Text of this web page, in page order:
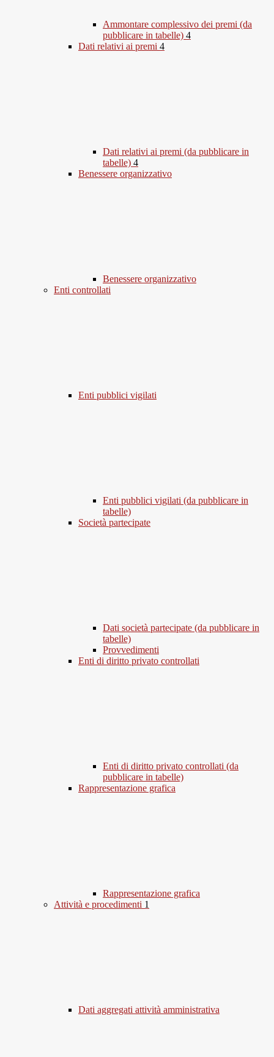
Ammontare complessivo dei premi (da
pubblicare in tabelle) 4
Dati relativi ai premi 4
Dati relativi ai premi (da pubblicare in
tabelle) 4
Benessere organizzativo
Benessere organizzativo
Enti controllati
Enti pubblici vigilati
Enti pubblici vigilati (da pubblicare in
tabelle)
Società partecipate
Dati società partecipate (da pubblicare in
tabelle)
Provvedimenti
Enti di diritto privato controllati
Enti di diritto privato controllati (da
pubblicare in tabelle)
Rappresentazione grafica
Rappresentazione grafica
Attività e procedimenti 1
Dati aggregati attività amministrativa